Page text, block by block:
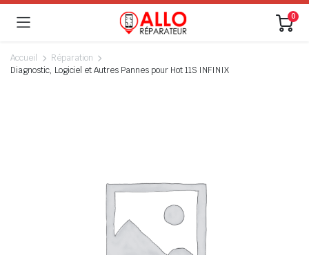
0
Accueil
Réparation
Diagnostic, Logiciel et Autres Pannes pour Hot 11S INFINIX